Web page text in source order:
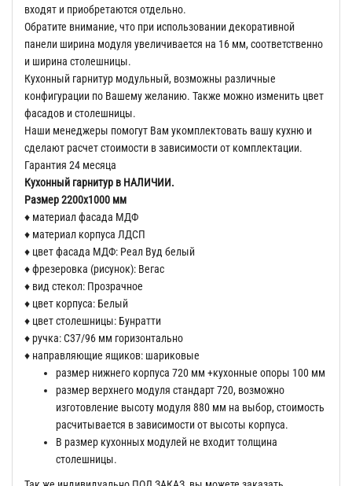
входят и приобретаются отдельно.
Обратите внимание, что при использовании декоративной
панели ширина модуля увеличивается на 16 мм, соответственно
и ширина столешницы.
Кухонный гарнитур модульный, возможны различные
конфигурации по Вашему желанию. Также можно изменить цвет
фасадов и столешницы.
Наши менеджеры помогут Вам укомплектовать вашу кухню и
сделают расчет стоимости в зависимости от комплектации.
Гарантия 24 месяца
Кухонный гарнитур в НАЛИЧИИ.
Размер 2200х1000 мм
♦ материал фасада МДФ
♦ материал корпуса ЛДСП
♦ цвет фасада МДФ: Реал Вуд белый
♦ фрезеровка (рисунок): Вегас
♦ вид стекол: Прозрачное
♦ цвет корпуса: Белый
♦ цвет столешницы: Бунратти
♦ ручка: С37/96 мм горизонтально
♦ направляющие ящиков: шариковые
размер нижнего корпуса 720 мм +кухонные опоры 100 мм
размер верхнего модуля стандарт 720, возможно
изготовление высоту модуля 880 мм на выбор, стоимость
расчитывается в зависимости от высоты корпуса.
В размер кухонных модулей не входит толщина
столешницы.